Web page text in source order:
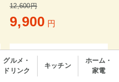
グルメ・
ドリンク
キッチン
ホーム・
家電
12,600円
9,900 円